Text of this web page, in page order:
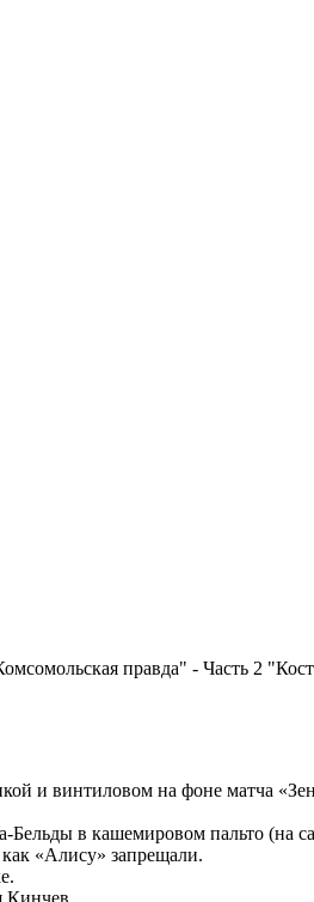
правда" - Часть 2
и винтиловом на фоне матча
Бельды в кашемировом пальто (на
«Алису» запрещали.
Кинчев.